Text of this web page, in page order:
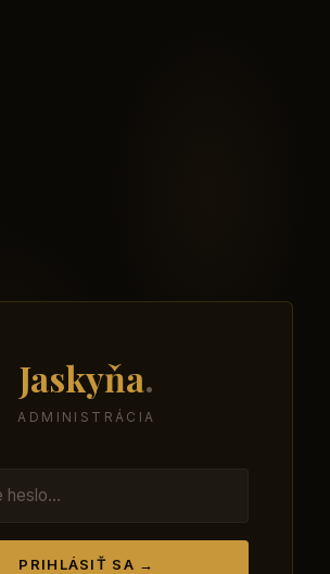
Jaskyňa.
ADMINISTRÁCIA
PRIHLÁSIŤ SA →